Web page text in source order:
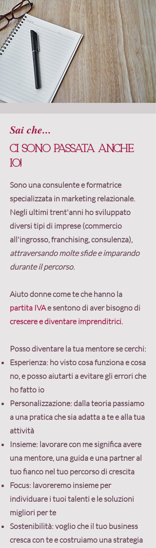
Sai che...
Ci sono passata anche
io!
Sono una consulente e formatrice
specializzata in marketing relazionale.
Negli ultimi trent'anni ho sviluppato
diversi tipi di imprese (commercio
all'ingrosso, franchising, consulenza),
attraversando molte sfide e imparando
durante il percorso.
Aiuto donne come te che hanno la
partita IVAe sentono di aver bisogno di
crescere e diventare imprenditrici.
Posso diventare la tua mentorese cerchi:
Esperienza: ho visto cosa funziona e cosa
no, e posso aiutarti a evitare gli errori che
ho fatto io
Personalizzazione: dalla teoria passiamo
a una pratica che sia adatta a te e alla tua
attività
Insieme: lavorare con me significa avere
una mentore, una guida e una partner al
tuo fianco nel tuo percorso di crescita
Focus: lavoreremo insieme per
individuare i tuoi talenti e le soluzioni
migliori per te
Sostenibilità: voglio che il tuo business
cresca con te e costruiamo una strategia